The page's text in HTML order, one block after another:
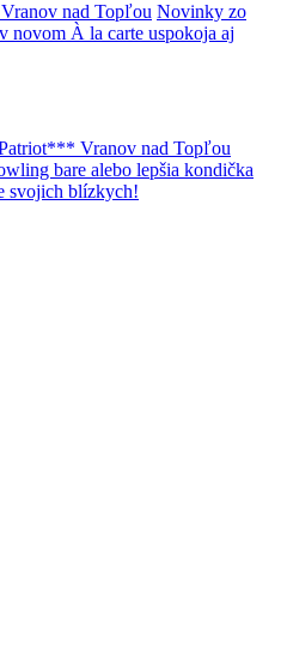
Novinky zo
novom À la carte uspokoja aj
bare alebo lepšia kondička
svojich blízkych!